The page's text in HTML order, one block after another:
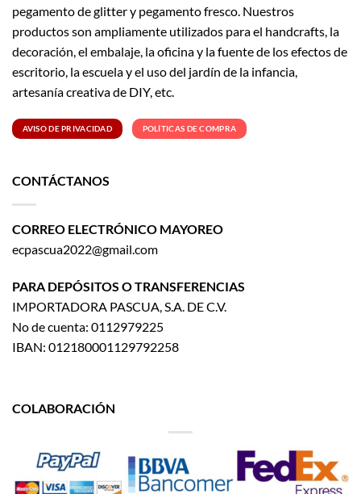
pegamento de glitter y pegamento fresco. Nuestros
productos son ampliamente utilizados para el handcrafts, la
decoración, el embalaje, la oficina y la fuente de los efectos de
escritorio, la escuela y el uso del jardín de la infancia,
artesanía creativa de DIY, etc.
AVISO DE PRIVACIDAD POLÍTICAS DE COMPRA
CONTÁCTANOS
CORREO ELECTRÓNICO MAYOREO
ecpascua2022@gmail.com
PARA DEPÓSITOS O TRANSFERENCIAS
IMPORTADORA PASCUA, S.A. DE C.V.
No de cuenta: 0112979225
IBAN: 012180001129792258
COLABORACIÓN